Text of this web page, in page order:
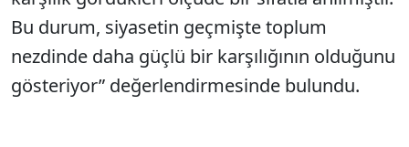
Bu durum, siyasetin geçmişte toplum
nezdinde daha güçlü bir karşılığının olduğunu
gösteriyor” değerlendirmesinde bulundu.